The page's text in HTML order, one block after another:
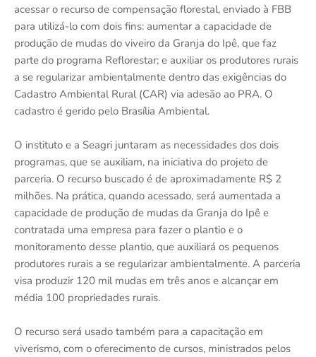
acessar o recurso de compensação florestal, enviado à FBB
para utilizá-lo com dois fins: aumentar a capacidade de
produção de mudas do viveiro da Granja do Ipê, que faz
parte do programa Reflorestar; e auxiliar os produtores rurais
a se regularizar ambientalmente dentro das exigências do
Cadastro Ambiental Rural (CAR) via adesão ao PRA. O
cadastro é gerido pelo Brasília Ambiental.
O instituto e a Seagri juntaram as necessidades dos dois
programas, que se auxiliam, na iniciativa do projeto de
parceria. O recurso buscado é de aproximadamente R$ 2
milhões. Na prática, quando acessado, será aumentada a
capacidade de produção de mudas da Granja do Ipê e
contratada uma empresa para fazer o plantio e o
monitoramento desse plantio, que auxiliará os pequenos
produtores rurais a se regularizar ambientalmente. A parceria
visa produzir 120 mil mudas em três anos e alcançar em
média 100 propriedades rurais.
O recurso será usado também para a capacitação em
viverismo, com o oferecimento de cursos, ministrados pelos